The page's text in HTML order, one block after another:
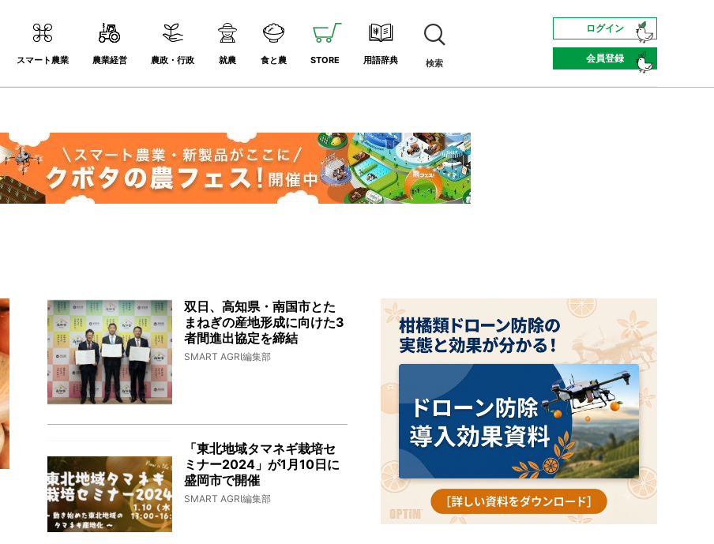
スマート農業 農業経営 農政・行政 就農 食と農 STORE 用語辞典 検索
ログイン
会員登録
双日、高知県・南国市とた
まねぎの産地形成に向けた3
者間進出協定を締結
SMART AGRI編集部
「東北地域タマネギ栽培セ
ミナー2024」が1月10日に
盛岡市で開催
SMART AGRI編集部